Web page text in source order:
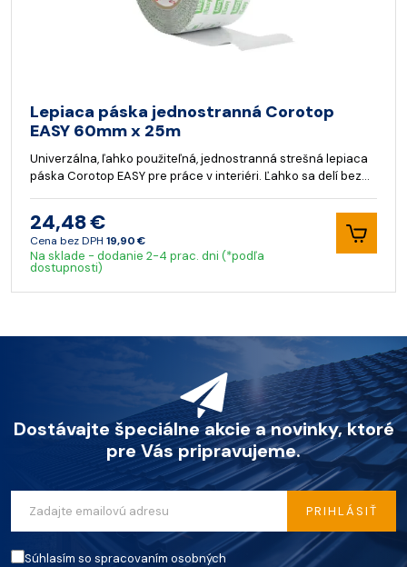
Lepiaca páska jednostranná Corotop
EASY 60mm x 25m
Univerzálna, ľahko použiteľná, jednostranná strešná lepiaca
páska Corotop EASY pre práce v interiéri. Ľahko sa delí bez…
24,48 €
Cena bez DPH 19,90 €
Na sklade - dodanie 2-4 prac. dni (*podľa
dostupnosti)
Dostávajte špeciálne akcie a novinky, ktoré
pre Vás pripravujeme.
Súhlasím so spracovaním osobných
PRIHLÁSIŤ